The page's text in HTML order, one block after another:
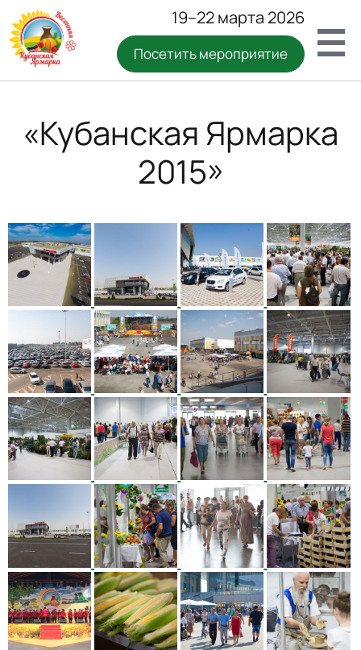
19–22 марта 2026
Посетить мероприятие
«Кубанская Ярмарка
2015»